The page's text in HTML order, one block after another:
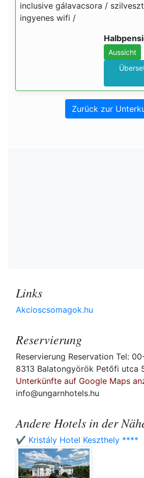
inclusive gálavacsora /
ingyenes wifi /
Aussicht
Zurück zur
Links
Akcioscsomagok.hu
Reservierung
Reservierung Reservation Tel:
8313 Balatongyörök Petőfi utca
Unterkünfte auf Google Maps
info@ungarnhotels.hu
Andere Hotels in der
✔️ Kristály Hotel Keszthely ****